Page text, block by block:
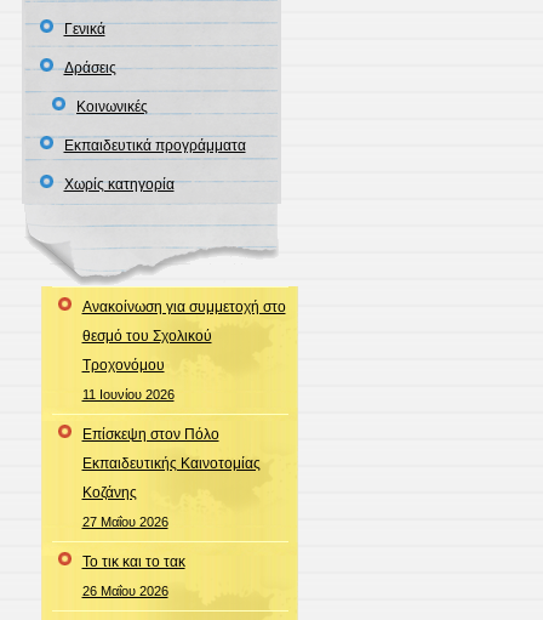
Γενικά
Δράσεις
Κοινωνικές
Εκπαιδευτικά προγράμματα
Χωρίς κατηγορία
Ανακοίνωση για συμμετοχή στο
θεσμό του Σχολικού
Τροχονόμου
11 Ιουνίου 2026
Επίσκεψη στον Πόλο
Εκπαιδευτικής Καινοτομίας
Κοζάνης
27 Μαΐου 2026
Το τικ και το τακ
26 Μαΐου 2026